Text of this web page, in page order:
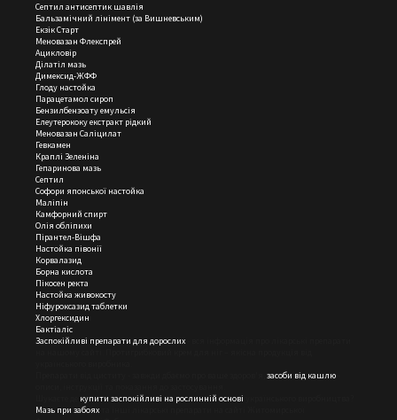
Септил антисептик шавлія
Бальзамічний лінімент (за Вишневським)
Екзік Старт
Меновазан Флекспрей
Ацикловір
Ділатіл мазь
Димексид-ЖФФ
Глоду настойка
Парацетамол сироп
Бензилбензоату емульсія
Елеутерококу екстракт рідкий
Меновазан Саліцилат
Гевкамен
Краплі Зеленіна
Гепаринова мазь
Септил
Софори японської настойка
Маліпін
Камфорний спирт
Олія обліпихи
Пірантел-Вішфа
Настойка півонії
Корвалазид
Борна кислота
Пікосен ректа
Настойка живокосту
Ніфуроксазид таблетки
Хлоргексидин
Бактіаліс
Заспокійливі препарати для дорослих
засоби від кашлю
купити заспокійливі на рослинній основі
Мазь при забоях